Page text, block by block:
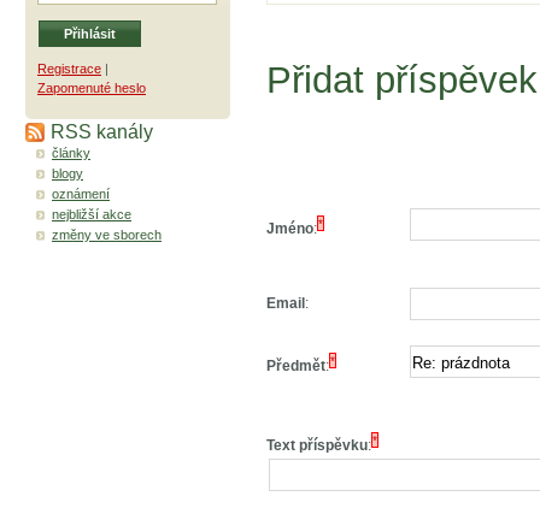
Registrace |
Zapomenuté heslo
RSS kanály
články
blogy
oznámení
nejbližší akce
změny ve sborech
Přidat
Jméno:*
Email :
Předmět:*
Text příspěvku:*